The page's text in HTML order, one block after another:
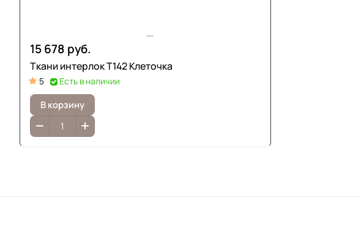
15 678 руб.
Ткани интерлок Т142 Клеточка
5 Есть в наличии
В корзину